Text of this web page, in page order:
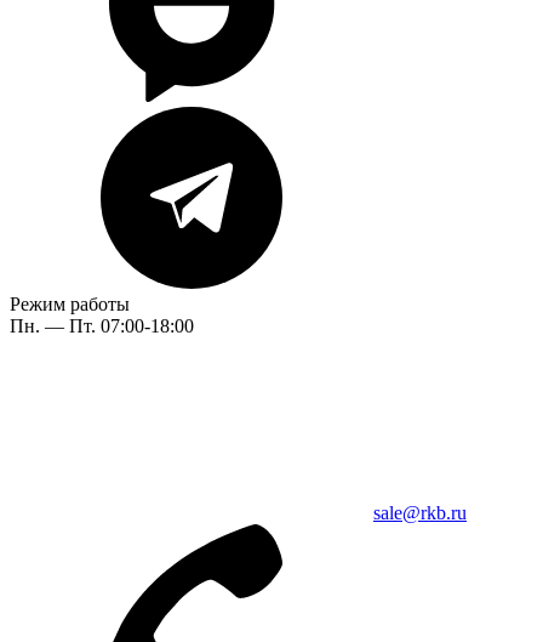
Режим работы
Пн. — Пт. 07:00-18:00
sale@rkb.ru